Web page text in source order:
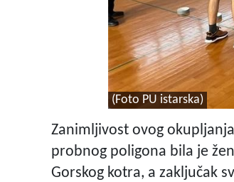
(Foto PU istarska)
Zanimljivost ovog
probnog poligona bila je
Gorskog kotra, a zaključak